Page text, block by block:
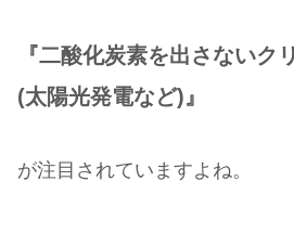
『二酸化炭素を出さないク
(太陽光発電など)』
が注目されていますよね。